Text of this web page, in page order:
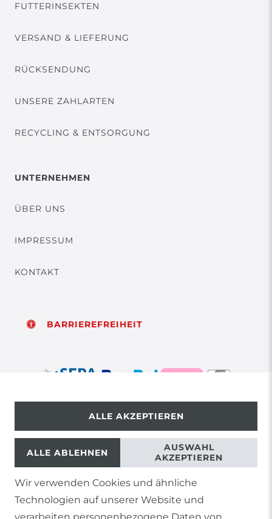
FUTTERINSEKTEN
VERSAND & LIEFERUNG
RÜCKSENDUNG
UNSERE ZAHLARTEN
RECYCLING & ENTSORGUNG
UNTERNEHMEN
ÜBER UNS
IMPRESSUM
KONTAKT
BARRIEREFREIHEIT
© Copyright 2026 | Alle Rechte vorbehalten.
1) Gilt nicht für Sendungen mit Futterinsekten,
Lebendpflanzen, Frostfutter oder lebende Tiere, sowie
Lieferungen per Spedition
Wir verwenden Cookies und ähnliche
Technologien auf unserer Website und
ALLE AKZEPTIEREN
ALLE ABLEHNEN
AUSWAHL
AKZEPTIEREN